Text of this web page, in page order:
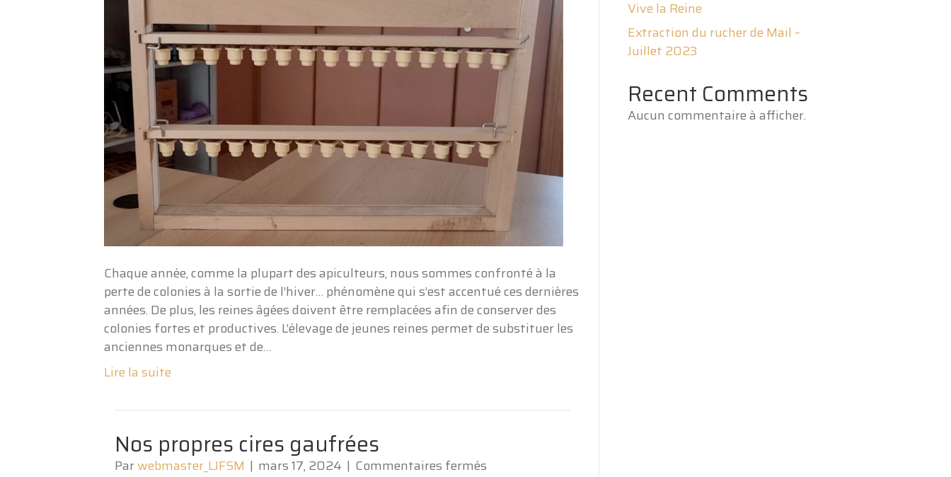
Chaque année, comme la plupart des apiculteurs, nous sommes confronté à la
perte de colonies à la sortie de l’hiver… phénomène qui s’est accentué ces dernières
années. De plus, les reines âgées doivent être remplacées afin de conserver des
colonies fortes et productives. L’élevage de jeunes reines permet de substituer les
anciennes monarques et de…
Lire la suite
Nos propres cires gaufrées
Parwebmaster_LJFSM | mars 17, 2024 | Commentaires fermés
Vive la Reine
Extraction du rucher de Mail –
Juillet 2023
Recent Comments
Aucun commentaire à afficher.